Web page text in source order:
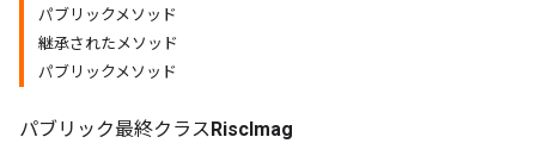
パブリックメソッド
継承されたメソッド
パブリックメソッド
パブリック最終クラスRiscImag